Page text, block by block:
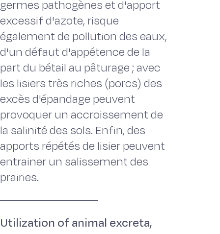
germes pathogènes et d'apport
excessif d'azote, risque
également de pollution des eaux,
d'un défaut d'appétence de la
part du bétail au pâturage ; avec
les lisiers très riches (porcs) des
excès d'épandage peuvent
provoquer un accroissement de
la salinité des sols. Enfin, des
apports répétés de lisier peuvent
entrainer un salissement des
prairies.
Utilization of animal excreta,